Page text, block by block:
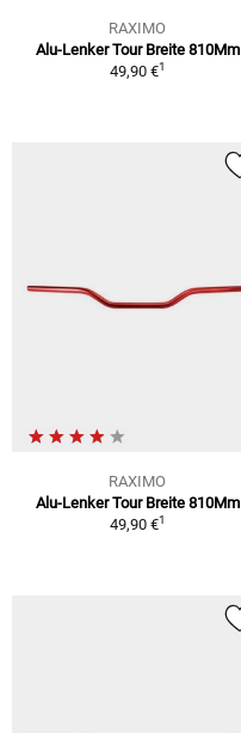
RAXIMO
Alu-Lenker Tour Breite 810Mm
49,90 €1
RAXIMO
Alu-Lenker Tour Breite 810Mm
49,90 €1